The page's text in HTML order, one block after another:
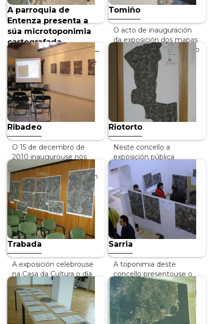
A parroquia de
Entenza presenta a
súa microtoponimia
cartografada
O pasado domingo 25 de
febreiro tivo lugar a
presentación dun
proxecto no que desde
hai uns anos están a…
Tomiño
O acto de inauguración
da exposición dos mapas
coa toponimia de Tomiño
tivo lugar o día 17 de
decembro de…
INFO +
Ribadeo
O 15 de decembro de
2010 inaugurouse nos
locais da OMIC (Oficina
Municipal de Información
e Consumo) a…
INFO +
Riotorto
Neste concello a
exposición pública
inagurouse o 14 de
decembro de 2007 nun
acto celebrado na Casa
dá Cultura…
INFO +
Trabada
A exposición celebrouse
na Casa da Cultura o día
29 de novembro de
2007. Na presentación
déronse a coñecer os…
INFO +
Sarria
A toponimia deste
concello presentouse o
24 de outubro de 2007
na Casa de Cultura. Na
exposición publicáronse…
INFO +